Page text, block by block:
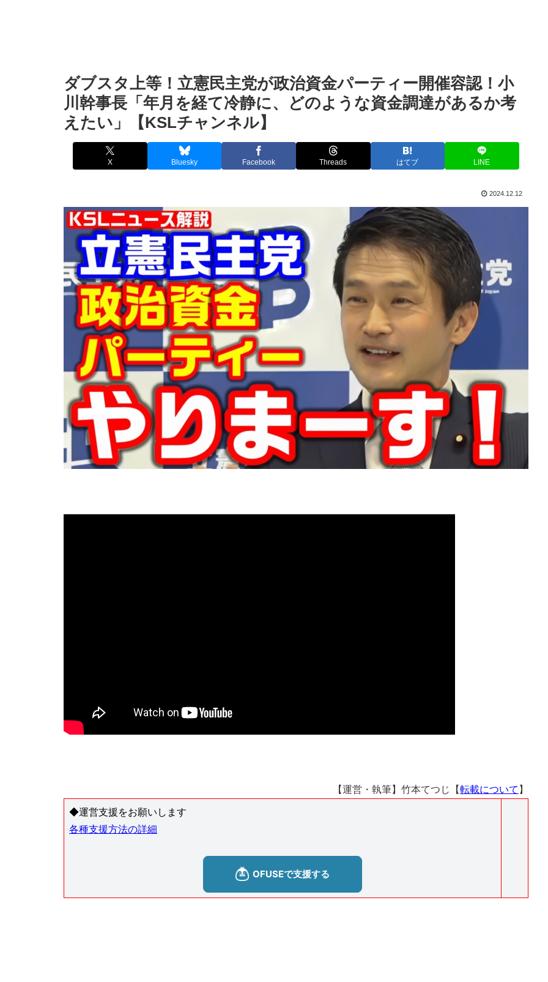
ダブスタ上等！立憲民主党が政治資金パーティー開催容認！小
川幹事長「年月を経て冷静に、どのような資金調達があるか考
えたい」【KSLチャンネル】
X Bluesky Facebook Threads はてブ LINE
2024.12.12
【運営・執筆】竹本てつじ【転載について 】
◆運営支援をお願いします
各種支援方法の詳細